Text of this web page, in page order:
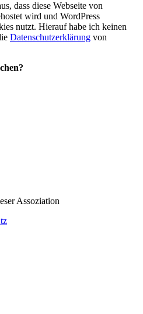
dass diese Webseite von
wird und WordPress
nutzt. Hierauf habe ich keinen
Datenschutzerklärung von
Assoziation